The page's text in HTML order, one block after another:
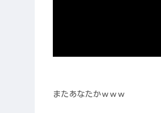
またあなたかｗｗｗ